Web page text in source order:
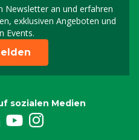
Newsletter an und erfahren
exklusiven Angeboten und
Events.
Melden Sie sich für
sozialen Medien